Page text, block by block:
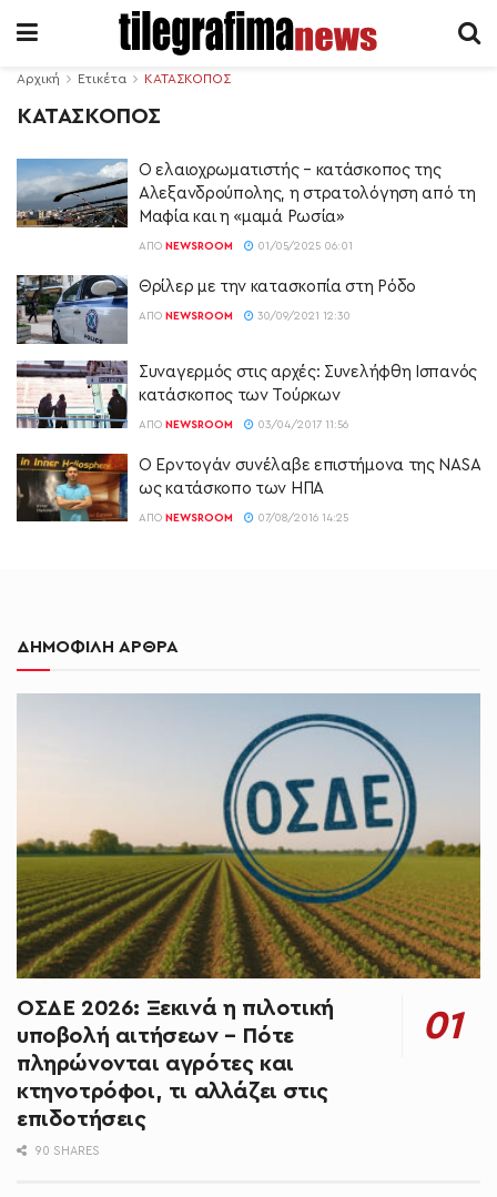
Αρχική Ετικέτα ΚΑΤΑΣΚΟΠΟΣ
ΚΑΤΑΣΚΟΠΟΣ
Ο ελαιοχρωματιστής – κατάσκοπος της
Αλεξανδρούπολης, η στρατολόγηση από τη
Μαφία και η «μαμά Ρωσία»
ΑΠΌ NEWSROOM 01/05/2025 06:01
Θρίλερ με την κατασκοπία στη Ρόδο
ΑΠΌ NEWSROOM 30/09/2021 12:30
Συναγερμός στις αρχές: Συνελήφθη Ισπανός
κατάσκοπος των Τούρκων
ΑΠΌ NEWSROOM 03/04/2017 11:56
Ο Ερντογάν συνέλαβε επιστήμονα της NASA
ως κατάσκοπο των ΗΠΑ
ΑΠΌ NEWSROOM 07/08/2016 14:25
ΔΗΜΟΦΙΛΗ ΑΡΘΡΑ
ΟΣΔΕ 2026: Ξεκινά η πιλοτική
υποβολή αιτήσεων – Πότε
πληρώνονται αγρότες και
κτηνοτρόφοι, τι αλλάζει στις
επιδοτήσεις
90 SHARES